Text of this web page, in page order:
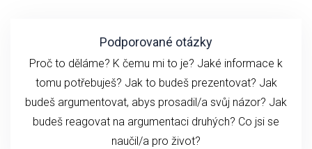
Podporované otázky
Proč to děláme? K čemu mi to je? Jaké informace k
tomu potřebuješ? Jak to budeš prezentovat? Jak
budeš argumentovat, abys prosadil/a svůj názor? Jak
budeš reagovat na argumentaci druhých? Co jsi se
naučil/a pro život?